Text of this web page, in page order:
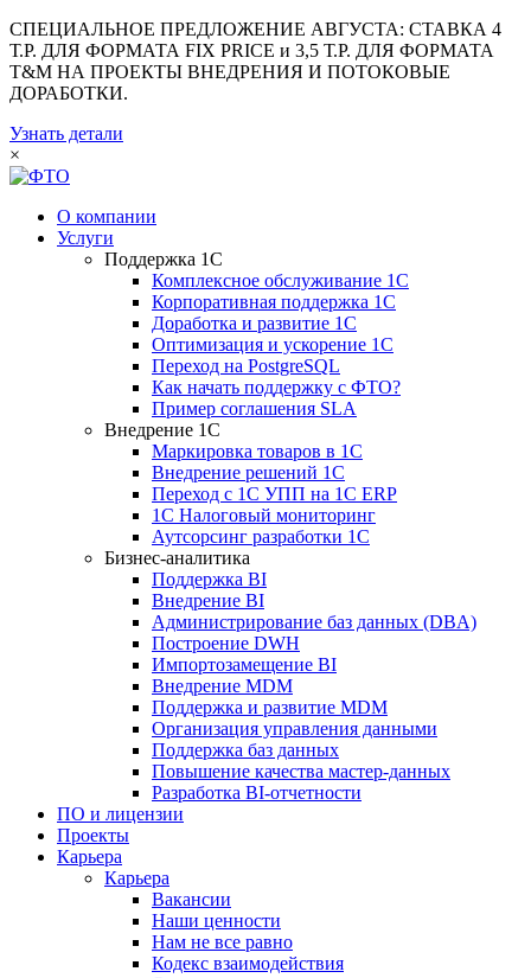
СПЕЦИАЛЬНОЕ ПРЕДЛОЖЕНИЕ АВГУСТА: СТАВКА 4
Т.Р. ДЛЯ ФОРМАТА FIX PRICE и 3,5 Т.Р. ДЛЯ ФОРМАТА
T&M НА ПРОЕКТЫ ВНЕДРЕНИЯ И ПОТОКОВЫЕ
ДОРАБОТКИ.
Узнать детали
×
О компании
Услуги
Поддержка 1С
Комплексное обслуживание 1С
Корпоративная поддержка 1С
Доработка и развитие 1С
Оптимизация и ускорение 1С
Переход на PostgreSQL
Как начать поддержку с ФТО?
Пример соглашения SLA
Внедрение 1С
Маркировка товаров в 1С
Внедрение решений 1С
Переход с 1С УПП на 1С ERP
1С Налоговый мониторинг
Аутсорсинг разработки 1С
Бизнес-аналитика
Поддержка BI
Внедрение BI
Администрирование баз данных (DBA)
Построение DWH
Импортозамещение BI
Внедрение MDM
Поддержка и развитие MDM
Организация управления данными
Поддержка баз данных
Повышение качества мастер-данных
Разработка BI-отчетности
ПО и лицензии
Проекты
Карьера
Карьера
Вакансии
Наши ценности
Нам не все равно
Кодекс взаимодействия